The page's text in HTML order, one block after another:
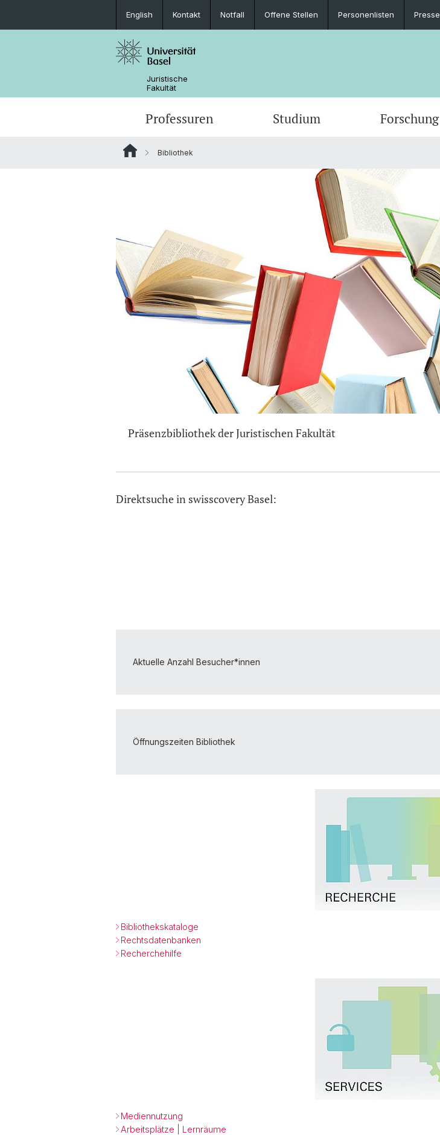
English Kontakt Notfall Offene Stellen Personenlisten Presse
Juristische
Fakultät
Professuren Studium Forschung
Bibliothek
Präsenzbibliothek der Juristischen Fakultät
Direktsuche in swisscovery Basel:
Aktuelle Anzahl Besucher*innen
Öffnungszeiten Bibliothek
Bibliothekskataloge
Rechtsdatenbanken
Recherchehilfe
Mediennutzung
Arbeitsplätze | Lernräume